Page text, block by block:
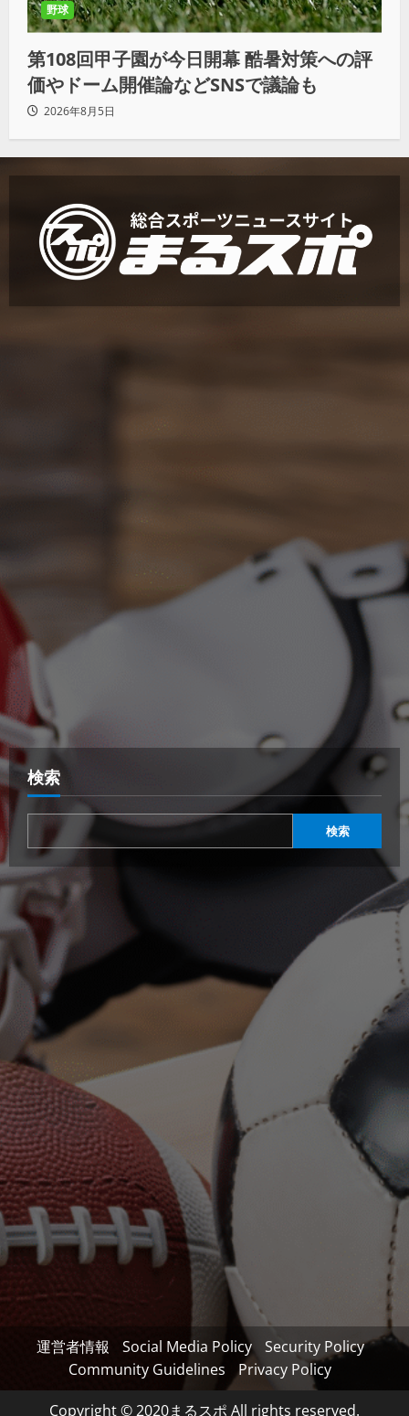
野球
第108回甲子園が今日開幕 酷暑対策への評
価やドーム開催論などSNSで議論も
2026年8月5日
検索
検索
運営者情報 Social Media Policy
Security Policy
Community Guidelines
Privacy Policy
Copyright © 2020まるスポ All rights reserved.